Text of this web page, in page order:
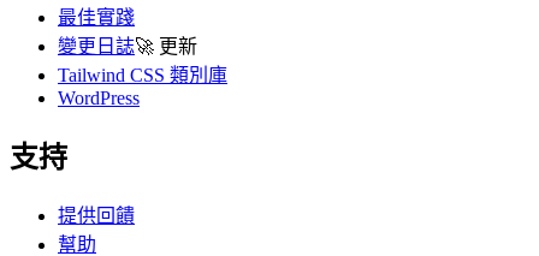
最佳實踐
變更日誌🚀 更新
Tailwind CSS 類別庫
WordPress
支持
提供回饋
幫助